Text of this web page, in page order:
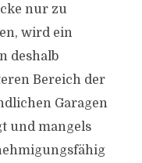
nur zu
wird ein
deshalb
Bereich der
Garagen
und mangels